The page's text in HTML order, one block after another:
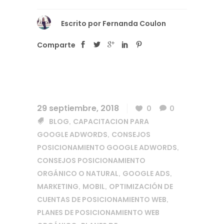
Escrito por Fernanda Coulon
Comparte
29 septiembre, 2018 0
0
BLOG, CAPACITACION PARA
GOOGLE ADWORDS, CONSEJOS
POSICIONAMIENTO GOOGLE ADWORDS,
CONSEJOS POSICIONAMIENTO
ORGÁNICO O NATURAL, GOOGLE ADS,
MARKETING, MOBIL, OPTIMIZACIÓN DE
CUENTAS DE POSICIONAMIENTO WEB,
PLANES DE POSICIONAMIENTO WEB